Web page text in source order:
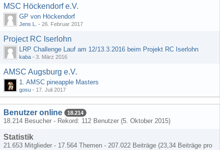
MSC Höckendorf e.V.
GP von Höckendorf
Jens L. - 26. Februar 2017
Project RC Iserlohn
LRP Challenge Lauf am 12/13.3.2016 beim Projekt RC Iserlohn
kaba - 3. März 2016
AMSC Augsburg e.V.
1. AMSC pineapple Masters
gosu - 17. Juli 2017
Benutzer online 18.214
18.214 Besucher - Rekord: 112 Benutzer (5. Oktober 2015)
Statistik
21.653 Mitglieder - 17.564 Themen - 207.022 Beiträge (23,34 Beiträge pro